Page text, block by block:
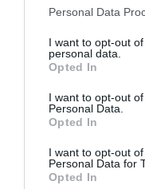
Please note that this
not limited to your visit
grant or deny consent
use your data for
consent section.
Personal Data
I want to opt-out
personal data.
Opted In
I want to opt-out
Personal Data.
Opted In
I want to opt-out
Personal Data for
Opted In
10.08.2026 | 00:02
Γυναίκες του
οδηγούνται στη